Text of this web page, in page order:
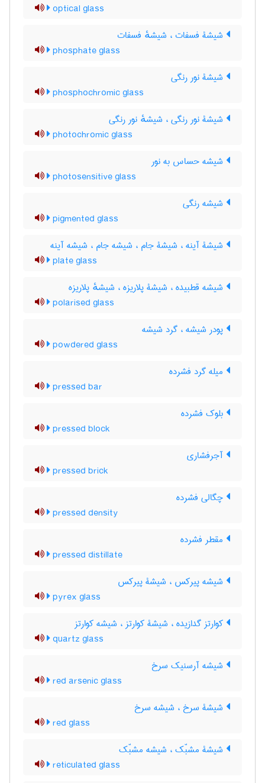
optical glass
شیشۀ فسفات ، شیشهٔ فسفات
phosphate glass
شیشۀ نور رنگی
phosphochromic glass
شیشۀ نور رنگی ، شیشهٔ نور رنگی
photochromic glass
شیشه حساس به نور
photosensitive glass
شیشه رنگی
pigmented glass
شیشۀ آینه ، شیشۀ جام ، شیشه جام ، شیشه آینه
plate glass
شیشه قطبیده ، شیشۀ پلاریزه ، شیشهٔ پلاریزه
polarised glass
پودر شیشه ، گرد شیشه
powdered glass
میله گرد فشرده
pressed bar
بلوک فشرده
pressed block
آجرفشاری
pressed brick
چگالی فشرده
pressed density
مقطر فشرده
pressed distillate
شیشه پیرکس ، شیشۀ پیرکس
pyrex glass
کوارتز گدازیده ، شیشۀ کوارتز ، شیشه کوارتز
quartz glass
شیشه آرسنیک سرخ
red arsenic glass
شیشۀ سرخ ، شیشه سرخ
red glass
شیشۀ مشبّک ، شیشه مشبّک
reticulated glass